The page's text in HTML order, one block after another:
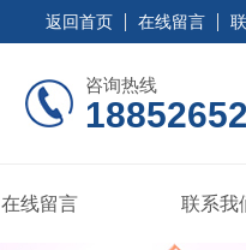
返回首页 在线留言
咨询热线
在线留言 联系我